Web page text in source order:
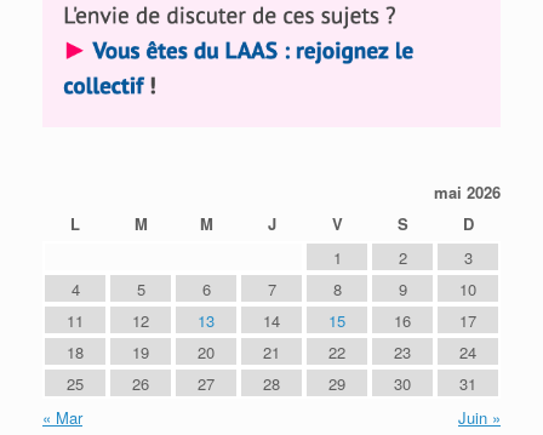
mai 2026
L
M M J V S
D
1
2
3
4
5 6 7 8 9
10
11
12 13 14 15 16
17
18
19 20 21 22 23
24
25
26 27 28 29 30
31
« Mar
Juin »